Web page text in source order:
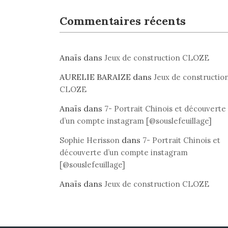
Commentaires récents
Anaïs dans Jeux de construction CLOZE
AURELIE BARAIZE dans Jeux de
CLOZE
Anaïs dans 7- Portrait Chinois et découverte
d’un compte instagram [@souslefeuillage]
Sophie Herisson dans 7- Portrait Chinois et
découverte d’un compte instagram
[@souslefeuillage]
Anaïs dans Jeux de construction CLOZE